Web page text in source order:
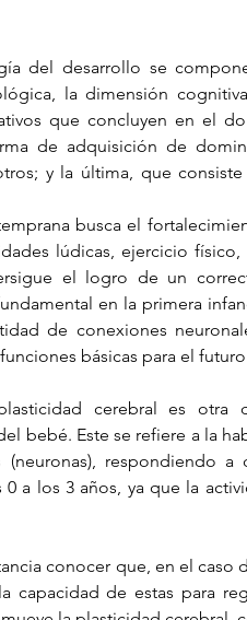
del desarrollo se
la dimensión
que concluyen en el
de adquisición de
y la última, que
busca el
lúdicas, ejercicio
el logro de un
en la primera
de conexiones
básicas para el
cerebral es
bebé. Este se refiere a la
(neuronas), respondiendo
0 a los 3 años, ya que la
conocer que, en el caso
capacidad de estas para